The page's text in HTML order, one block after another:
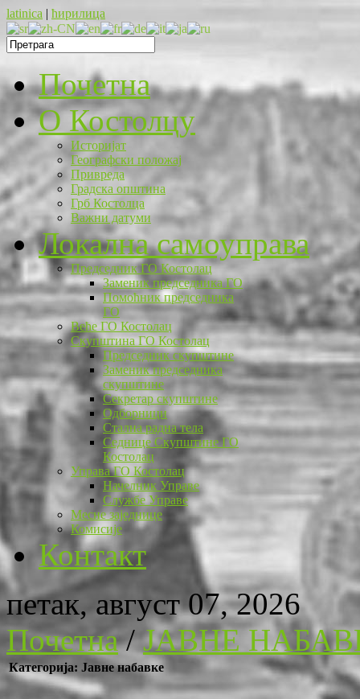
latinica | ћирилица
Почетна
O Костолцу
Историјат
Географски положај
Привреда
Градска општина
Грб Костолца
Важни датуми
Локална самоуправа
Председник ГО Костолац
Заменик председника ГО
Помоћник председника
ГО
Веће ГО Костолац
Скупштина ГО Костолац
Председник скупштине
Заменик председника
скупштине
Секретар скупштине
Одборници
Стална радна тела
Седнице Скупштине ГО
Костолац
Управа ГО Костолац
Начелник Управе
Службе Управе
Месне заједнице
Комисије
Контакт
петак, август 07, 2026
Почетна/ЈАВНЕ
Категорија: Јавне набавке